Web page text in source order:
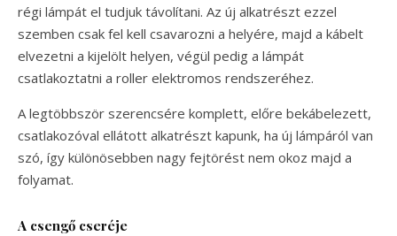
régi lámpát el tudjuk távolítani. Az új alkatrészt ezzel
szemben csak fel kell csavarozni a helyére, majd a kábelt
elvezetni a kijelölt helyen, végül pedig a lámpát
csatlakoztatni a roller elektromos rendszeréhez.
A legtöbbször szerencsére komplett, előre bekábelezett,
csatlakozóval ellátott alkatrészt kapunk, ha új lámpáról van
szó, így különösebben nagy fejtörést nem okoz majd a
folyamat.
A csengő cseréje